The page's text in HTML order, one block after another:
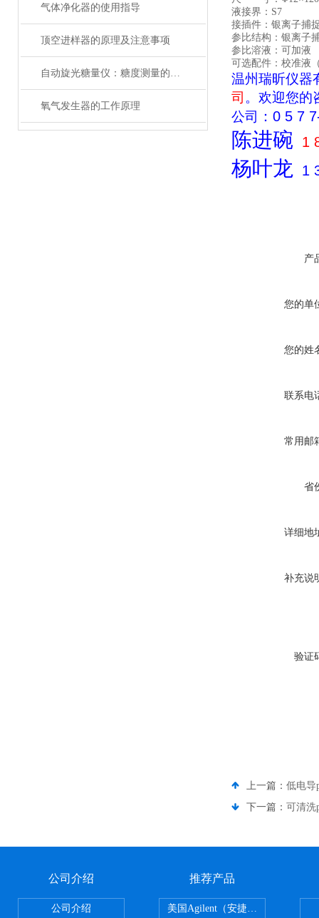
气体净化器的使用指导
顶空进样器的原理及注意事项
自动旋光糖量仪：糖度测量的科技先锋
氧气发生器的工作原理
液接界：S7
接插件：银离子捕
参比结构：银离子
参比溶液：可加液
可选配件：校准液
温州瑞昕仪器
司 。欢迎您的
公司 ： 0 5 7
陈进碗 1
杨叶龙 1
产
您的单
您的姓
联系电
常用邮
省
详细地
补充说
验证
上一篇： 低电导
下一篇： 可清洗
公司介绍
公司介绍
推荐产品
美国Agilent（安捷伦） PLOT色谱